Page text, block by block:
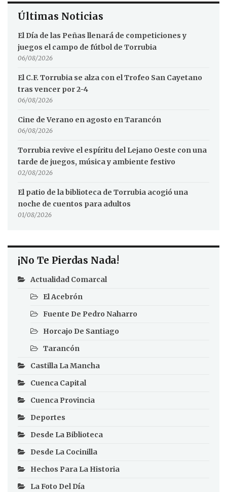
Últimas Noticias
El Día de las Peñas llenará de competiciones y
juegos el campo de fútbol de Torrubia
06/08/2026
El C.F. Torrubia se alza con el Trofeo San Cayetano
tras vencer por 2-4
06/08/2026
Cine de Verano en agosto en Tarancón
06/08/2026
Torrubia revive el espíritu del Lejano Oeste con una
tarde de juegos, música y ambiente festivo
02/08/2026
El patio de la biblioteca de Torrubia acogió una
noche de cuentos para adultos
01/08/2026
¡No Te Pierdas Nada!
Actualidad Comarcal
El Acebrón
Fuente De Pedro Naharro
Horcajo De Santiago
Tarancón
Castilla La Mancha
Cuenca Capital
Cuenca Provincia
Deportes
Desde La Biblioteca
Desde La Cocinilla
Hechos Para La Historia
La Foto Del Día